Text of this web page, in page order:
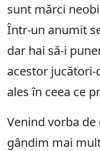
sunt mărci
Într-un anumit
dar hai să-i
acestor
ales în ceea ce
Venind vorba
gândim mai